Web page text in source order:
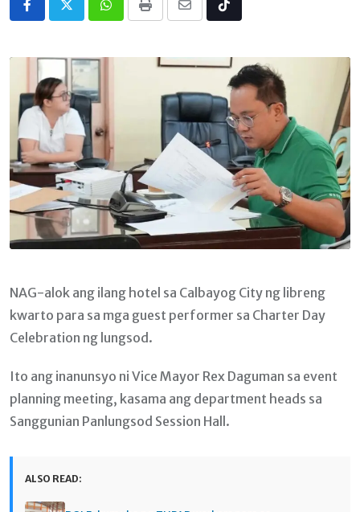
Whatsapp
Print
Share
Email
Tiktok
NAG-alok ang ilang hotel sa Calbayog City ng libreng
kwarto para sa mga guest performer sa Charter Day
Celebration ng lungsod.
Ito ang inanunsyo ni Vice Mayor Rex Daguman sa event
planning meeting, kasama ang department heads sa
Sanggunian Panlungsod Session Hall.
ALSO READ: